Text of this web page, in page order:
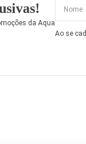
da Aqua
Ao se